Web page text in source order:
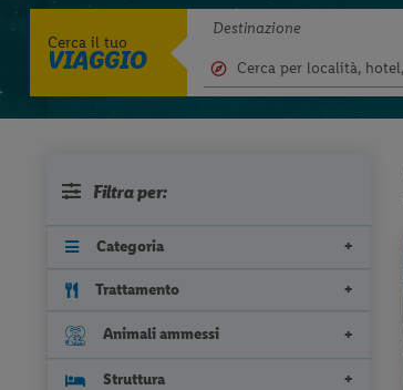
Cerca il tuo
VIAGGIO
Destinazione
Filtra per:
Categoria
Trattamento
Animali ammessi
Struttura